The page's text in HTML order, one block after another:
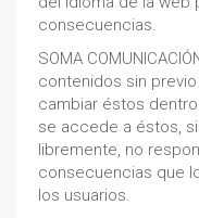
consecuencias.
SOMA
contenidos sin
cambiar éstos
se accede a éstos,
libremente, no
consecuencias que
los usuarios.